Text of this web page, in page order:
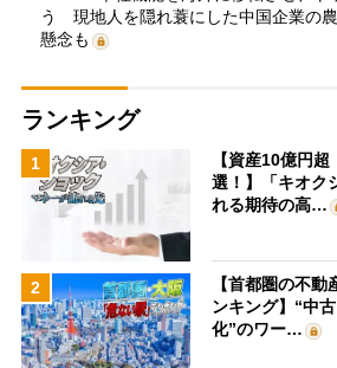
う 現地人を隠れ蓑にした中国企業の
懸念も
ランキング
1
【資産10億円
選！】「キオク
れる期待の高…
2
【首都圏の不
ンキング】“中
化”のワー…